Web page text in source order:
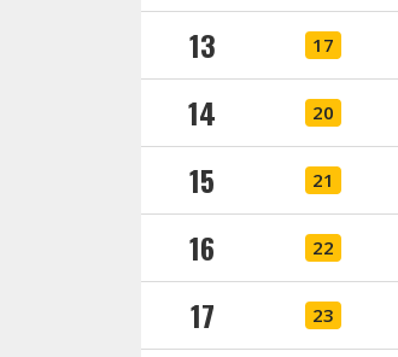
13 17
14 20
15 21
16 22
17 23